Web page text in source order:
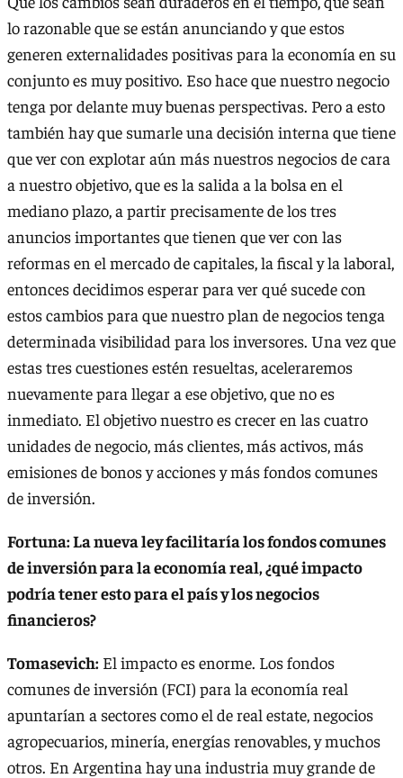
lo razonable que se están anunciando y que estos
generen externalidades positivas para la economía en su
conjunto es muy positivo. Eso hace que nuestro negocio
tenga por delante muy buenas perspectivas. Pero a esto
también hay que sumarle una decisión interna que tiene
que ver con explotar aún más nuestros negocios de cara
a nuestro objetivo, que es la salida a la bolsa en el
mediano plazo, a partir precisamente de los tres
anuncios importantes que tienen que ver con las
reformas en el mercado de capitales, la fiscal y la laboral,
entonces decidimos esperar para ver qué sucede con
estos cambios para que nuestro plan de negocios tenga
determinada visibilidad para los inversores. Una vez que
estas tres cuestiones estén resueltas, aceleraremos
nuevamente para llegar a ese objetivo, que no es
inmediato. El objetivo nuestro es crecer en las cuatro
unidades de negocio, más clientes, más activos, más
emisiones de bonos y acciones y más fondos comunes
de inversión.
Fortuna: La nueva ley facilitaría los fondos comunes
de inversión para la economía real, ¿qué impacto
podría tener esto para el país y los negocios
financieros?
Tomasevich: El impacto es enorme. Los fondos
comunes de inversión (FCI) para la economía real
apuntarían a sectores como el de real estate, negocios
agropecuarios, minería, energías renovables, y muchos
otros. En Argentina hay una industria muy grande de